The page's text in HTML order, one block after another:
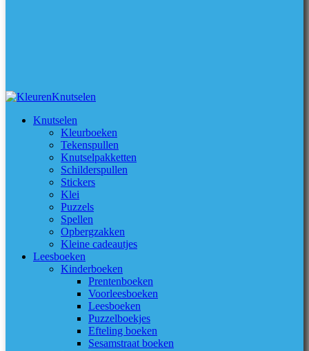
Knutselen
Kleurboeken
Tekenspullen
Knutselpakketten
Schilderspullen
Stickers
Klei
Puzzels
Spellen
Opbergzakken
Kleine cadeautjes
Leesboeken
Kinderboeken
Prentenboeken
Voorleesboeken
Leesboeken
Puzzelboekjes
Efteling boeken
Sesamstraat boeken